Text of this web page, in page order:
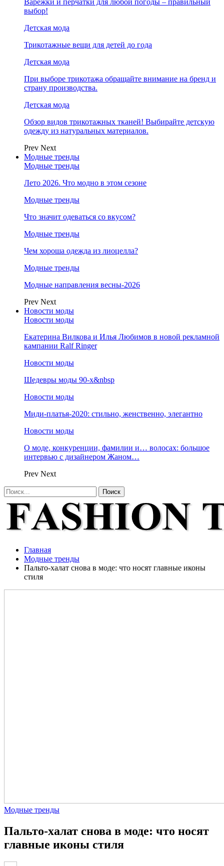
Варежки и перчатки для любой погоды – правильный
выбор!
Детская мода
Трикотажные вещи для детей до года
Детская мода
При выборе трикотажа обращайте внимание на бренд и
страну производства.
Детская мода
Обзор видов трикотажных тканей! Выбирайте детскую
одежду из натуральных материалов.
Prev Next
Модные тренды
Модные тренды
Лето 2026. Что модно в этом сезоне
Модные тренды
Что значит одеваться со вкусом?
Модные тренды
Чем хороша одежда из лиоцелла?
Модные тренды
Модные направления весны-2026
Prev Next
Новости моды
Новости моды
Екатерина Вилкова и Илья Любимов в новой рекламной
кампании Ralf Ringer
Новости моды
Шедевры моды 90-х&nbsp
Новости моды
Миди-платья-2020: стильно, женственно, элегантно
Новости моды
О моде, конкуренции, фамилии и… волосах: большое
интервью с дизайнером Жаном…
Prev Next
Главная
Модные тренды
Пальто-халат снова в моде: что носят главные иконы
стиля
Модные тренды
Пальто-халат снова в моде: что носят
главные иконы стиля